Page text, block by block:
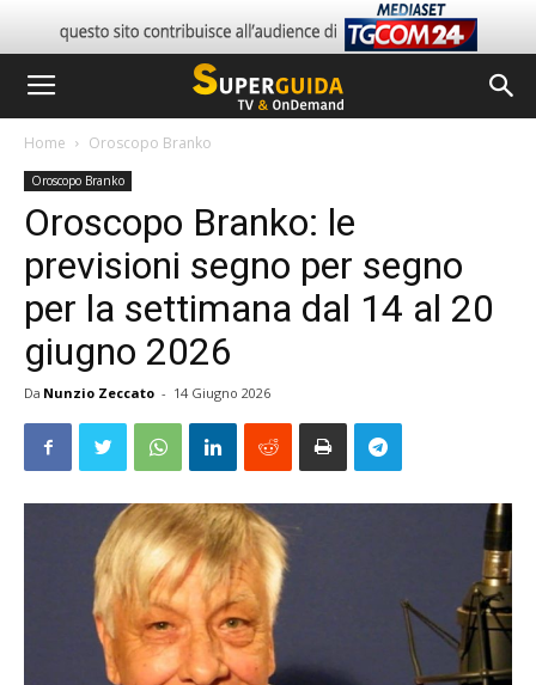
Home Oroscopo Branko
Oroscopo Branko
Oroscopo Branko: le
previsioni segno per segno
per la settimana dal 14 al 20
giugno 2026
Da Nunzio Zeccato - 14 Giugno 2026